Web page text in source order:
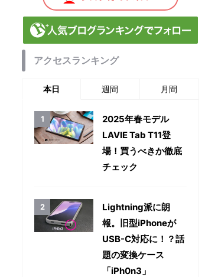
アクセスランキング
本日 週間 月間
2025年春モデル
LAVIE Tab T11登
場！買うべきか徹底
チェック
Lightning派に朗
報。旧型iPhoneが
USB-C対応に！？話
題の変換ケース
「iPh0n3」